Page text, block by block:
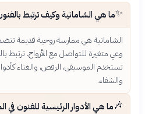
✨ما هي الشامانية وكيف ترتبط
الشامانية هي ممارسة روحية قديمة
وعي متغيرة للتواصل مع الأرواح. ترتبط
تستخدم الموسيقى، الرقص، والغناء
والشفاء.
🎶ما هي الأدوار الرئيسية للفنون في